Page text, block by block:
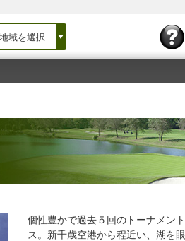
域を選択
個性豊かで過去５回のトーナメン
ス。新千歳空港から程近い、湖を